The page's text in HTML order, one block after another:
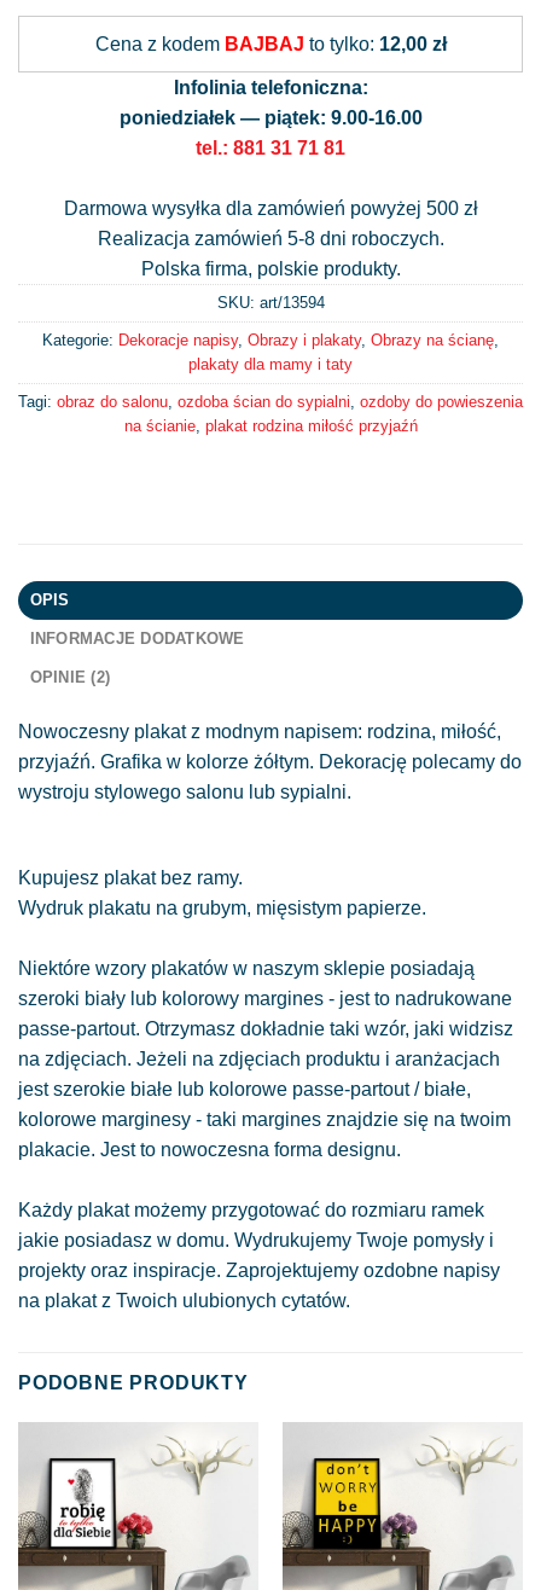
Cena z kodem BAJBAJ to tylko: 12,00 zł
Infolinia telefoniczna:
poniedziałek — piątek: 9.00-16.00
tel.: 881 31 71 81
Darmowa wysyłka dla zamówień powyżej 500 zł
Realizacja zamówień 5-8 dni roboczych.
Polska firma, polskie produkty.
SKU: art/13594
Kategorie: Dekoracje napisy, Obrazy i plakaty, Obrazy na ścianę
plakaty dla mamy i taty
Tagi: obraz do salonu ozdoba ścian do sypialni ozdoby do powieszenia
na ścianie, plakat rodzina miłość przyjaźń
OPIS
INFORMACJE DODATKOWE
OPINIE (2)
Nowoczesny plakat z modnym napisem: rodzina, miłość,
przyjaźń. Grafika w kolorze żółtym. Dekorację polecamy do
wystroju stylowego salonu lub sypialni.
Kupujesz plakat bez ramy.
Wydruk plakatu na grubym, mięsistym papierze.
Niektóre wzory plakatów w naszym sklepie posiadają
szeroki biały lub kolorowy margines - jest to nadrukowane
passe-partout. Otrzymasz dokładnie taki wzór, jaki widzisz
na zdjęciach. Jeżeli na zdjęciach produktu i aranżacjach
jest szerokie białe lub kolorowe passe-partout / białe,
kolorowe marginesy - taki margines znajdzie się na twoim
plakacie. Jest to nowoczesna forma designu.
Każdy plakat możemy przygotować do rozmiaru ramek
jakie posiadasz w domu. Wydrukujemy Twoje pomysły i
projekty oraz inspiracje. Zaprojektujemy ozdobne napisy
na plakat z Twoich ulubionych cytatów.
PODOBNE PRODUKTY